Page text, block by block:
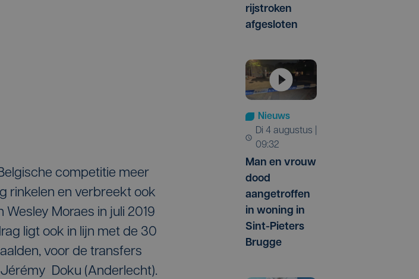
competitie meer
rinkelen en verbreekt ook
Moraes in juli 2019
ligt ook in lijn met de 30
voor de transfers
Doku (Anderlecht).
rijstroken
afgesloten
Nieuws
di 4 augustus |
09:32
Man en vrouw
dood
aangetroffen
in woning in
Sint-Pieters
Brugge